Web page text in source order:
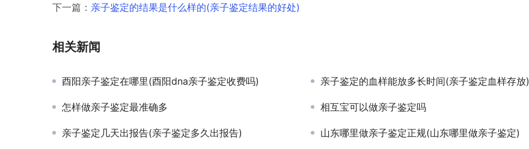
下一篇： 亲子鉴定的结果是什么样的(亲子鉴定结果的好处)
相关新闻
酉阳亲子鉴定在哪里(酉阳dna亲子鉴定收费吗) 亲子鉴定的血样能放多长时间(亲子鉴定血样存放)
怎样做亲子鉴定最准确多 相互宝可以做亲子鉴定吗
亲子鉴定几天出报告(亲子鉴定多久出报告) 山东哪里做亲子鉴定正规(山东哪里做亲子鉴定)